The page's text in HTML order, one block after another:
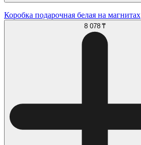
Коробка подарочная белая на магнитах
8 078 ₸